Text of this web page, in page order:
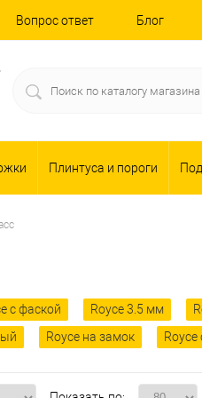
Вопрос ответ Блог
Плинтуса и пороги
с фаской Royce 3.5 мм
Royce на замок Royce